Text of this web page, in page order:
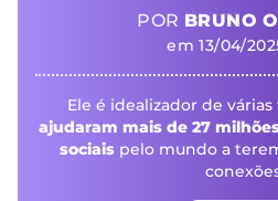
POR BRUNO
em 13/04/
Ele é idealizador de
ajudaram mais de 27
sociaispelo mundo a